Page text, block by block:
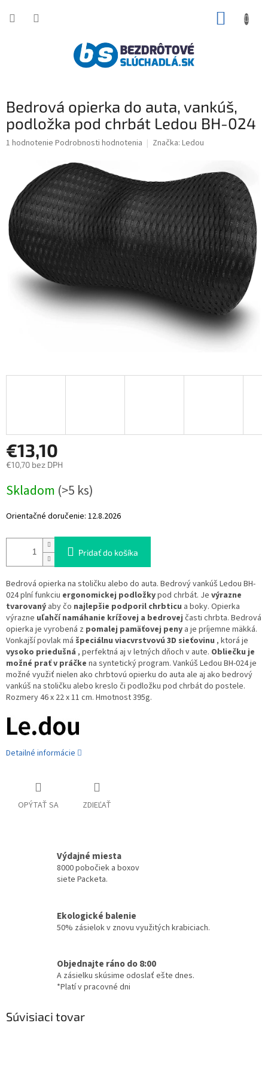
Bedrová opierka do auta, vankúš,
podložka pod chrbát Ledou BH-024
Priemerné
hviezdičiek.
1 hodnotenie Podrobnosti hodnotenia Značka: Ledou
€13,10
€10,70 bez DPH
cena:
Skladom (>5 ks)
Orientačné doručenie: 12.8.2026
Pridať do košíka
Bedrová opierka na stoličku alebo do auta. Bedrový vankúš Ledou BH-
024 plní funkciu ergonomickej podložkypod chrbát. Je výrazne
tvarovaný aby čo najlepšie podporil chrbticu a boky. Opierka
výrazne uľahčí namáhanie krížovej a bedrovej časti chrbta. Bedrová
opierka je vyrobená z pomalej pamäťovej peny a je príjemne mäkká.
Vonkajší povlak má špeciálnu viacvrstvovú 3D sieťovinu , ktorá je
vysoko priedušná , perfektná aj v letných dňoch v aute. Obliečku je
možné prať v práčke na syntetický program. Vankúš Ledou BH-024 je
možné využiť nielen ako chrbtovú opierku do auta ale aj ako bedrový
vankúš na stoličku alebo kreslo či podložku pod chrbát do postele.
Rozmery 46 x 22 x 11 cm. Hmotnost 395g.
Detailné informácie
OPÝTAŤ SA ZDIEĽAŤ
Výdajné miesta
8000 pobočiek a boxov
siete Packeta.
Ekologické balenie
50% zásielok v znovu využitých krabiciach.
Objednajte ráno do 8:00
A zásielku skúsime odoslať ešte dnes.
*Platí v pracovné dni
Súvisiaci tovar